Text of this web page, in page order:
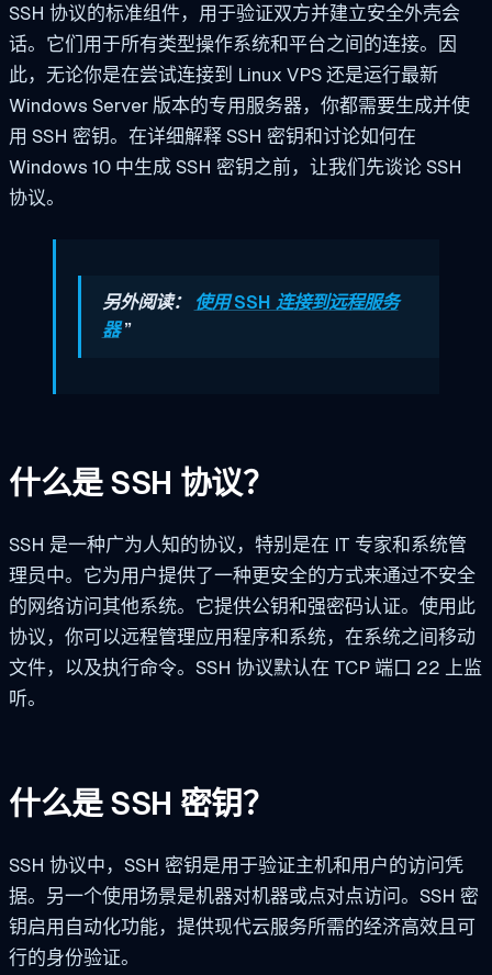
SSH 协议的标准组件，用于验证双方并建立安全外壳会
话。它们用于所有类型操作系统和平台之间的连接。因
此，无论你是在尝试连接到 Linux VPS 还是运行最新
Windows Server 版本的专用服务器，你都需要生成并使
用 SSH 密钥。在详细解释 SSH 密钥和讨论如何在
Windows 10 中生成 SSH 密钥之前，让我们先谈论 SSH
协议。
另外阅读： 使用 SSH 连接到远程服务
器”
什么是 SSH 协议？
SSH 是一种广为人知的协议，特别是在 IT 专家和系统管
理员中。它为用户提供了一种更安全的方式来通过不安全
的网络访问其他系统。它提供公钥和强密码认证。使用此
协议，你可以远程管理应用程序和系统，在系统之间移动
文件，以及执行命令。SSH 协议默认在 TCP 端口 22 上监
听。
什么是 SSH 密钥？
SSH 协议中，SSH 密钥是用于验证主机和用户的访问凭
据。另一个使用场景是机器对机器或点对点访问。SSH 密
钥启用自动化功能，提供现代云服务所需的经济高效且可
行的身份验证。